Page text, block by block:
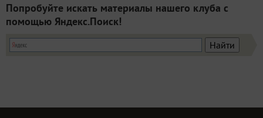
Попробуйте искать материалы нашего клуба с
помощью Яндекс.Поиск!